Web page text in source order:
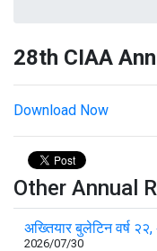
28th CIAA
Download Now
Other Annual
अख्तियार बुलेटिन वर्ष
2026/07/30